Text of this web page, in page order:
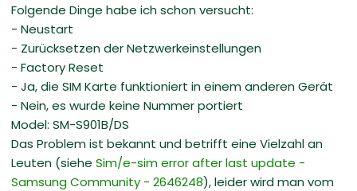
Folgende Dinge habe ich schon versucht:
- Neustart
- Zurücksetzen der Netzwerkeinstellungen
- Factory Reset
- Ja, die SIM Karte funktioniert in einem anderen Gerät
- Nein, es wurde keine Nummer portiert
Model: SM-S901B/DS
Das Problem ist bekannt und betrifft eine Vielzahl an
Leuten (siehe Sim/e-sim error after last update -
Samsung Community - 2646248), leider wird man vom